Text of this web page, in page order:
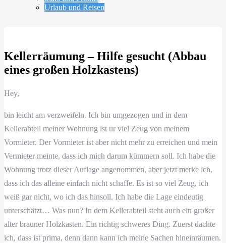
Urlaub und Reisen
Kellerräumung – Hilfe gesucht (Abbau
eines großen Holzkastens)
Hey,
bin leicht am verzweifeln. Ich bin umgezogen und in dem
Kellerabteil meiner Wohnung ist ur viel Zeug von meinem
Vormieter. Der Vormieter ist aber nicht mehr zu erreichen und mein
Vermieter meinte, dass ich mich darum kümmern soll. Ich habe die
Wohnung trotz dieser Auflage angenommen, aber jetzt merke ich,
dass ich das alleine einfach nicht schaffe. Es ist so viel Zeug, ich
weiß gar nicht, wo ich das hinsoll. Ich habe die Lage eindeutig
unterschätzt… Was nun? In dem Kellerabteil steht auch ein großer
alter brauner Holzkasten. Ein richtig schweres Ding. Zuerst dachte
ich, dass ist prima, denn dann kann ich meine Sachen hineinräumen.